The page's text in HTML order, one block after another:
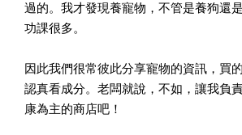
過的。我才發現養寵物，不管是養狗還
功課很多。
因此我們很常彼此分享寵物的資訊，買
認真看成分。老闆就說，不如，讓我負
康為主的商店吧！